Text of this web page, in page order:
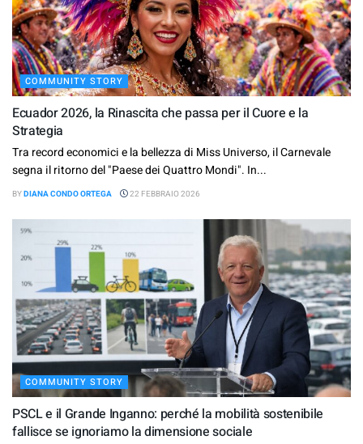
COMMUNITY STORY
Ecuador 2026, la Rinascita che passa per il Cuore e la
Strategia
Tra record economici e la bellezza di Miss Universo, il Carnevale
segna il ritorno del "Paese dei Quattro Mondi". In...
BYDIANA CONDO ORTEGA 22 FEBBRAIO 2026
COMMUNITY STORY
PSCL e il Grande Inganno: perché la mobilità sostenibile
fallisce se ignoriamo la dimensione sociale